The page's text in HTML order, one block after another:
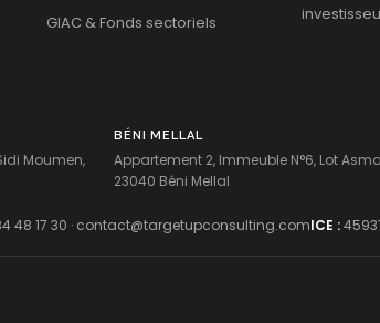
GIAC & Fonds sectoriels
Moumen,
BÉNI MELLAL
Appartement 2, Immeuble N°6, Lot
23040 Béni Mellal
48 17 30 · contact@targetupconsulting.comICE :